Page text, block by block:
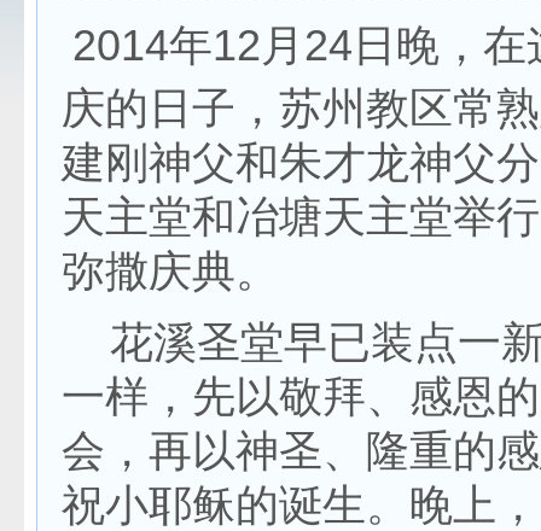
2014年12月24日晚，
庆的日子，苏州教区常
建刚神父和朱才龙神父
天主堂和冶塘天主堂举
弥撒庆典。
花溪圣堂早已装点一
一样，先以敬拜、感恩
会，再以神圣、隆重的
祝小耶稣的诞生。晚上